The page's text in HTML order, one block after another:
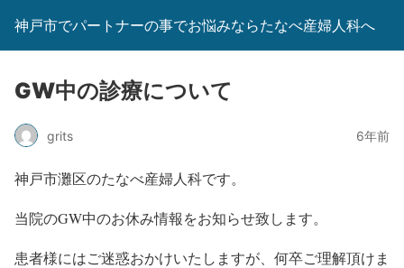
神戸市でパートナーの事でお悩みならたなべ産婦人科へ
GW中の診療について
grits 6年前
神戸市灘区のたなべ産婦人科です。
当院のGW中のお休み情報をお知らせ致します。
患者様にはご迷惑おかけいたしますが、何卒ご理解頂けま